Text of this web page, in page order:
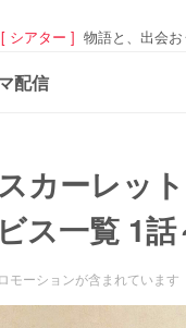
[ シアター ] 物語と、出会お
配信
カーレッ
ス一覧 1
モーションが含まれています